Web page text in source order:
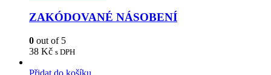
ZAKÓDOVANÉ NÁSOBENÍ
0 out of 5
38 Kč s DPH